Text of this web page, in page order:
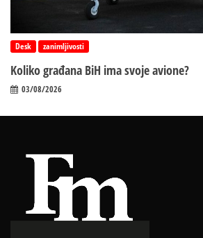
Desk zanimljivosti
Koliko građana BiH ima svoje avione?
03/08/2026